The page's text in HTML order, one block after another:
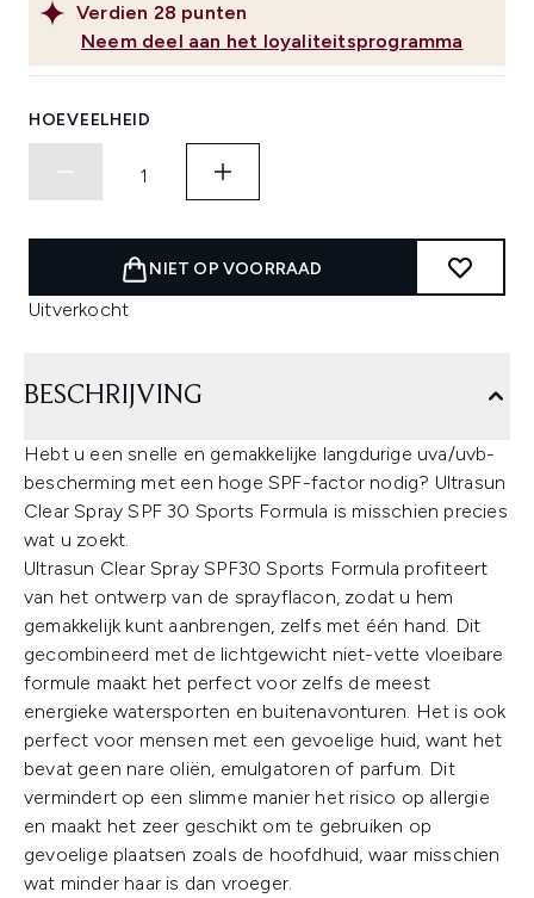
Verdien 28 punten
Neem deel aan het loyaliteitsprogramma
HOEVEELHEID
NIET OP VOORRAAD
Uitverkocht
BESCHRIJVING
Hebt u een snelle en gemakkelijke langdurige uva/uvb-
bescherming met een hoge SPF-factor nodig? Ultrasun
Clear Spray SPF 30 Sports Formula is misschien precies
wat u zoekt.
Ultrasun Clear Spray SPF30 Sports Formula profiteert
van het ontwerp van de sprayflacon, zodat u hem
gemakkelijk kunt aanbrengen, zelfs met één hand. Dit
gecombineerd met de lichtgewicht niet-vette vloeibare
formule maakt het perfect voor zelfs de meest
energieke watersporten en buitenavonturen. Het is ook
perfect voor mensen met een gevoelige huid, want het
bevat geen nare oliën, emulgatoren of parfum. Dit
vermindert op een slimme manier het risico op allergie
en maakt het zeer geschikt om te gebruiken op
gevoelige plaatsen zoals de hoofdhuid, waar misschien
wat minder haar is dan vroeger.